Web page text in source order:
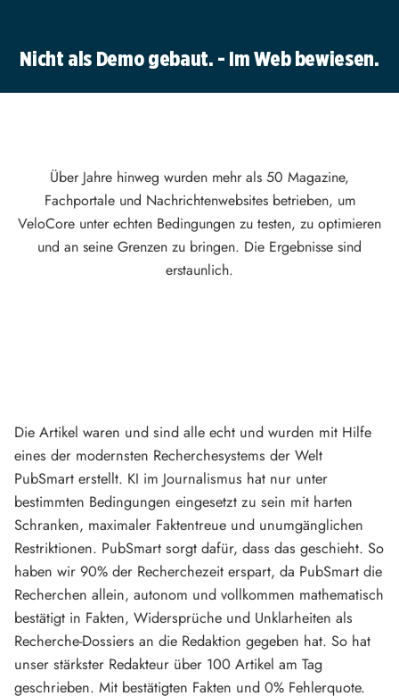
Nicht als Demo gebaut. - Im Web bewiesen.
Über Jahre hinweg wurden mehr als 50 Magazine,
Fachportale und Nachrichtenwebsites betrieben, um
VeloCore unter echten Bedingungen zu testen, zu optimieren
und an seine Grenzen zu bringen. Die Ergebnisse sind
erstaunlich.
Die Artikel waren und sind alle echt und wurden mit Hilfe
eines der modernsten Recherchesystems der Welt
PubSmart erstellt. KI im Journalismus hat nur unter
bestimmten Bedingungen eingesetzt zu sein mit harten
Schranken, maximaler Faktentreue und unumgänglichen
Restriktionen. PubSmart sorgt dafür, dass das geschieht. So
haben wir 90% der Recherchezeit erspart, da PubSmart die
Recherchen allein, autonom und vollkommen mathematisch
bestätigt in Fakten, Widersprüche und Unklarheiten als
Recherche-Dossiers an die Redaktion gegeben hat. So hat
unser stärkster Redakteur über 100 Artikel am Tag
geschrieben. Mit bestätigten Fakten und 0% Fehlerquote.